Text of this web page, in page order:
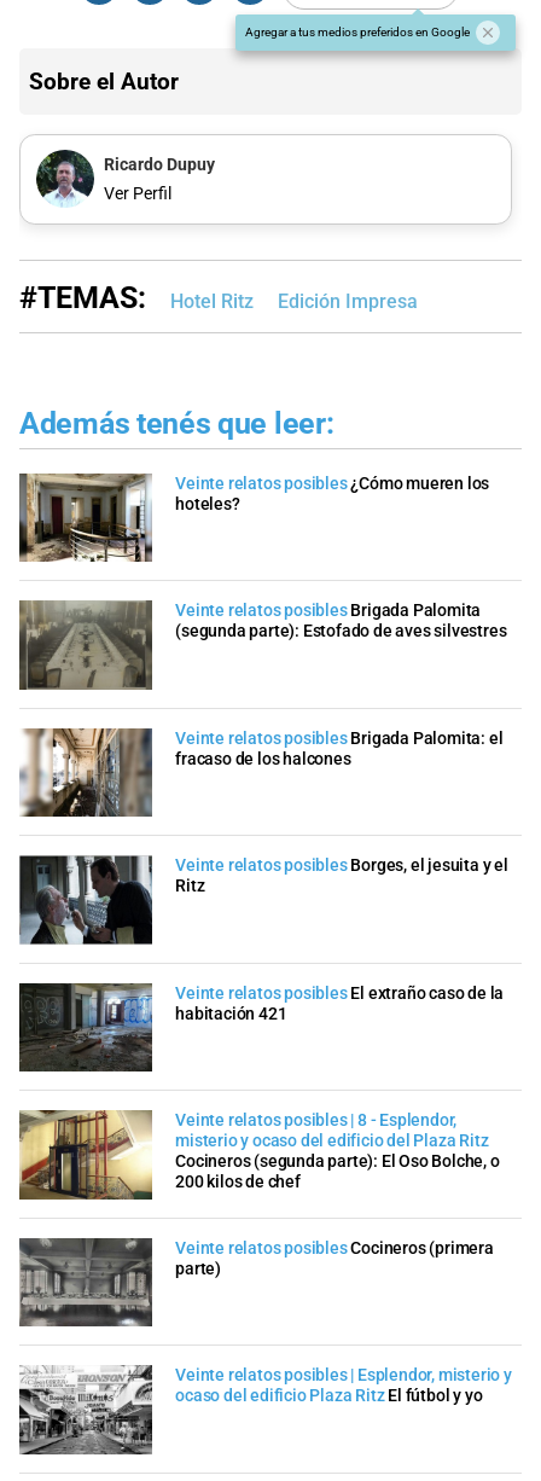
Agregar a tus medios preferidos en Google
Sobre el Autor
Ricardo Dupuy
Ver Perfil
#TEMAS: Hotel Ritz Edición Impresa
Además tenés que leer:
Veinte relatos posibles¿Cómo mueren los
hoteles?
Veinte relatos posibles Brigada Palomita
(segunda parte): Estofado de aves silvestres
Veinte relatos posibles Brigada Palomita: el
fracaso de los halcones
Veinte relatos posibles Borges, el jesuita y el
Ritz
Veinte relatos posibles El extraño caso de la
habitación 421
Veinte relatos posibles | 8 - Esplendor,
misterio y ocaso del edificio del Plaza Ritz
Cocineros (segunda parte): El Oso Bolche, o
200 kilos de chef
Veinte relatos posiblesCocineros (primera
parte)
Veinte relatos posibles | Esplendor, misterio y
ocaso del edificio Plaza Ritz El fútbol y yo